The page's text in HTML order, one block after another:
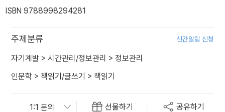
ISBN 9788998294281
주제분류 신간알림 신청
자기계발 > 시간관리/정보관리 > 정보관리
인문학 > 책읽기/글쓰기 > 책읽기
선물하기 공유하기